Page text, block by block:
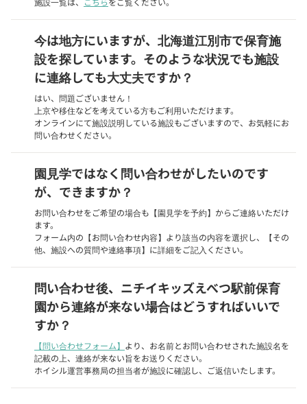
今は地方にいますが、北海道江別市で保育施
設を探しています。そのような状況でも施設
に連絡しても大丈夫ですか？
はい、問題ございません！
上京や移住などを考えている方もご利用いただけます。
オンラインにて施設説明している施設もございますので、お気軽にお
問い合わせください。
園見学ではなく問い合わせがしたいのです
が、できますか？
お問い合わせをご希望の場合も【園見学を予約】からご連絡いただけ
ます。
フォーム内の【お問い合わせ内容】より該当の内容を選択し、【その
他、施設への質問や連絡事項】に詳細をご記入ください。
問い合わせ後、ニチイキッズえべつ駅前保育
園から連絡が来ない場合はどうすればいいで
すか？
【問い合わせフォーム】 より、お名前とお問い合わせされた施設名を
記載の上、連絡が来ない旨をお送りください。
ホイシル運営事務局の担当者が施設に確認し、ご返信いたします。